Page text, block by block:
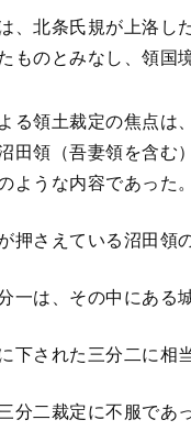
、北条氏規が上洛し
ものとみなし、領国
る領土裁定の焦点は
田領（吾妻領を含む
ような内容であった
押さえている沼田
一は、その中にあ
下された三分二に
分二裁定に不服であ